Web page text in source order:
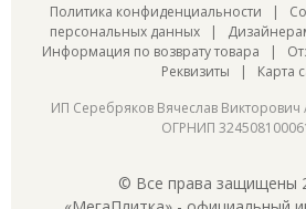
Политика конфиденциальности |
персональных данных |
Информация по возврату товара |
Реквизиты | Карта
ИП Серебряков Вячеслав
ОГРНИП
© Все права защищены